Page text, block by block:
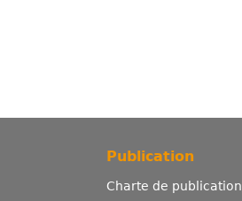
Publication
Charte de publication